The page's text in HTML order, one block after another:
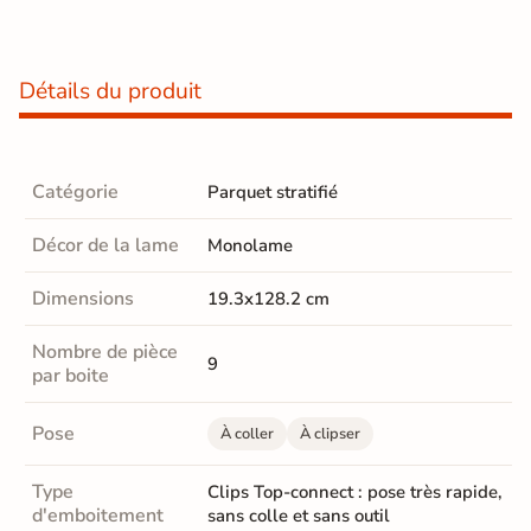
Détails du produit
Catégorie Parquet stratifié
Décor de la lame Monolame
Dimensions 19.3x128.2 cm
Nombre de pièce
par boite
9
Pose À coller À clipser
Type
d'emboitement
Clips Top-connect : pose très rapide,
sans colle et sans outil